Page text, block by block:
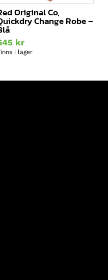
Original Co,
Change Robe –
kr
i lager